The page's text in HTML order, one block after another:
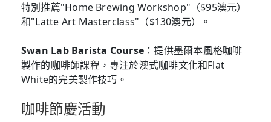
特別推薦"Home Brewing Workshop"（$95澳元）
和"Latte Art Masterclass"（$130澳元）。
Swan Lab Barista Course ：提供墨爾本風格咖啡
製作的咖啡師課程，專注於澳式咖啡文化和Flat
White的完美製作技巧。
咖啡節慶活動